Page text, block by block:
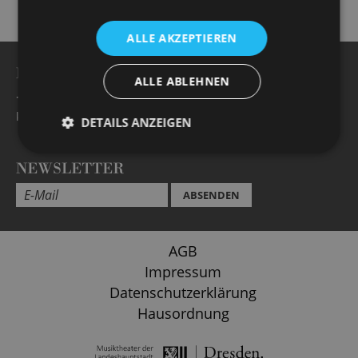
BESUCHERSERVICE -Öffnungszeiten
+49 351 32042 222
karten@staatsoperette.de
NEWSLETTER
ABSENDEN
AGB
Impressum
Datenschutzerklärung
Hausordnung
ALLE AKZEPTIEREN
ALLE ABLEHNEN
DETAILS ANZEIGEN